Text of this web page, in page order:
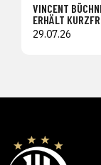
VINCENT
ERHÄLT
29.07.26